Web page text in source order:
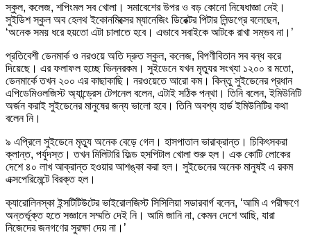
স্কুল, কলেজ, শপিংমল সব খোলা। সমাবেশের উপর ও বড় কোনো নিষেধাজ্ঞা নেই।
সুইডিশ স্কুল অব হেলথ ইকোনমিক্সের ম্যানেজিং ডিরেক্টর পিটার লিন্ডগ্রে বলেছেন,
‘অনেক সময় ধরে হয়তো এটা চালাতে হবে। এভাবে সবাইকে আটকে রাখা সম্ভব না।’
প্রতিবেশী ডেনমার্ক ও নরওয়ে অতি দ্রুত স্কুল, কলেজ, বিপণীবিতান সব বন্ধ করে
দিয়েছে। এর ফলাফল হচ্ছে ভিন্নরকম। সুইডেনে যখন মৃত্যুর সংখ্যা ১২০০ র মতো,
ডেনমার্কে তখন ২০০ এর কাছাকাছি। নরওয়েতে আরো কম। কিন্তু সুইডেনের প্রধান
এপিডেমিওলজিস্ট অ্যান্ড্রেস টেগনেল বলেন, এটাই সঠিক পন্থা। তিনি বলেন, ইমিউনিটি
অর্জন করাই সুইডেনের মানুষের জন্য ভালো হবে। তিনি অবশ্য হার্ড ইমিউনিটির কথা
বলেন নি।
৯ এপ্রিলে সুইডেনে মৃত্যু অনেক বেড়ে গেল। হাসপাতাল ভারাক্রান্ত। চিকিৎসকরা
ক্লান্ত, পর্যুদস্ত। তখন মিলিটারি ফিল্ড হসপিটাল খোলা শুরু হল। এক কোটি লোকের
দেশে ৪০ লাখ আক্রান্ত হওয়ার আশঙ্কা করা হল। সুইডেনের অনেক মানুষই এ রকম
এক্সপেরিমেন্টে বিরক্ত হল।
ক্যারোলিনস্কা ইন্সটিটিউটের ভাইরোলজিস্ট সিসিলিয়া সডারবার্গ বলেন, ‘আমি এ পরীক্ষণে
অন্তর্ভূক্ত হতে সজ্ঞানে সম্মতি দেই নি। আমি জানি না, কেমন দেশে আছি, যারা
নিজেদের জনগণের সুরক্ষা দেয় না।’